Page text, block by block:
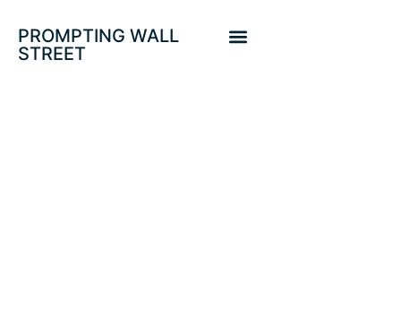
PROMPTING WALL
STREET